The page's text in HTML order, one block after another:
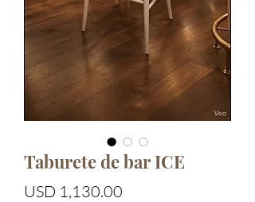
Taburete de bar ICE
USD 1,130.00